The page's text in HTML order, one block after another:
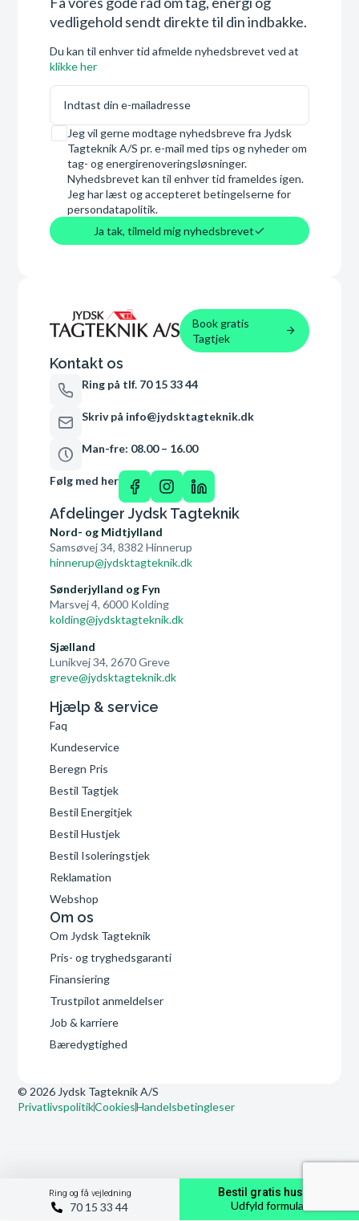
vedligehold sendt direkte til din indbakke.
Du kan til enhver tid afmelde nyhedsbrevet ved at
klikke her
E-mail
Samtykke
Jeg vil gerne modtage nyhedsbreve fra Jydsk
Tagteknik A/S pr. e-mail med tips og nyheder om
tag- og energirenoveringsløsninger.
Nyhedsbrevet kan til enhver tid frameldes igen.
Jeg har læst og accepteret betingelserne for
persondatapolitik.
Ja tak, tilmeld mig nyhedsbrevet
Book gratis
Tagtjek
Kontakt os
Ring på tlf. 70 15 33 44
Skriv på info@jydsktagteknik.dk
Man-fre: 08.00 – 16.00
Følg med her
Afdelinger Jydsk Tagteknik
Nord- og Midtjylland
Samsøvej 34, 8382 Hinnerup
hinnerup@jydsktagteknik.dk
Sønderjylland og Fyn
Marsvej 4, 6000 Kolding
kolding@jydsktagteknik.dk
Sjælland
Lunikvej 34, 2670 Greve
greve@jydsktagteknik.dk
Hjælp & service
Faq
Kundeservice
Beregn Pris
Bestil Tagtjek
Bestil Energitjek
Bestil Hustjek
Bestil Isoleringstjek
Reklamation
Webshop
Om os
Om Jydsk Tagteknik
Pris- og tryghedsgaranti
Finansiering
Trustpilot anmeldelser
Job & karriere
Bæredygtighed
© 2026 Jydsk Tagteknik A/S
PrivatlivspolitikCookiesHandelsbetingleser
Ring og få vejledning
70 15 33 44
Bestil gratis hustjek
Udfyld formular